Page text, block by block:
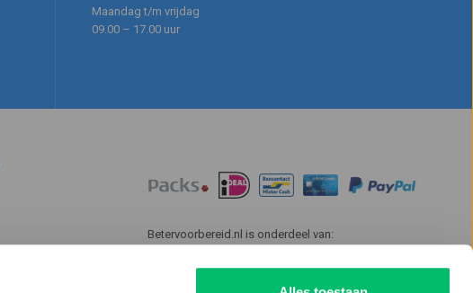
Maandag t/m vrijdag
09.00 – 17.00 uur
Betervoorbereid.nl is onderdeel van: